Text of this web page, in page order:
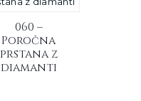
060 –
Poročna
prstana z
diamanti